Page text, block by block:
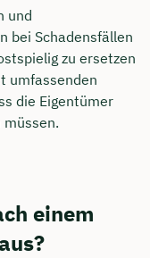
und
bei Schadensfällen
zu ersetzen
umfassenden
die Eigentümer
einem